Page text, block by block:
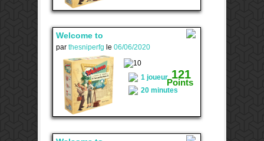
Welcome to
par thesniperfg le 06/06/2020
121
Points
1 joueur
20 minutes